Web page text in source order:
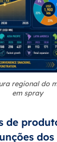
regional do
em spray
de